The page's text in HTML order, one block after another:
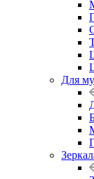
Для